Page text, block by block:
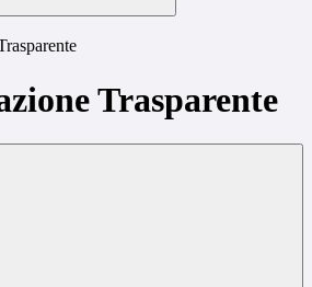
Trasparente